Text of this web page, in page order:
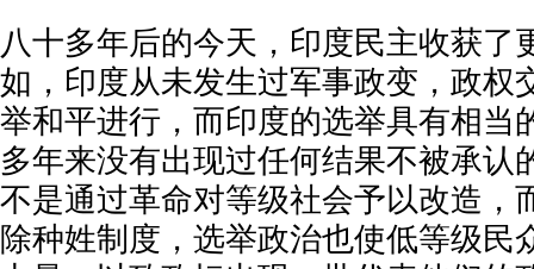
八十多年后的今天，印度民主收获了
如，印度从未发生过军事政变，政权
举和平进行，而印度的选举具有相当
多年来没有出现过任何结果不被承认
不是通过革命对等级社会予以改造，
除种姓制度，选举政治也使低等级民